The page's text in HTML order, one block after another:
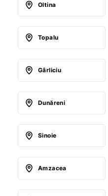
Oltina
Topalu
Gârliciu
Dunăreni
Sinoie
Amzacea